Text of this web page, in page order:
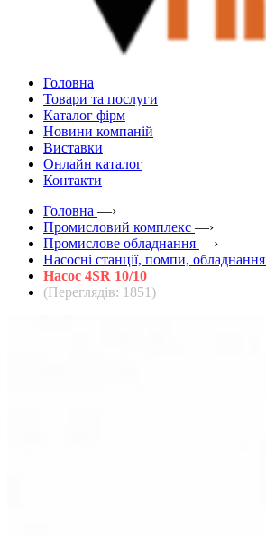
Головна
Товари та послуги
Каталог фірм
Новини компаній
Виставки
Онлайн каталог
Контакти
Головна —›
Промисловий комплекс —›
Промислове обладнання —›
Насосні станції, помпи, обладнання
Насос 4SR 10/10
(Переглядів: 1851)